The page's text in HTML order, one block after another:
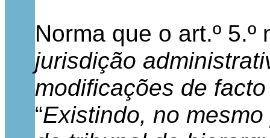
Norma que o art.º 5.º
jurisdição
modificações de
“Existindo, no